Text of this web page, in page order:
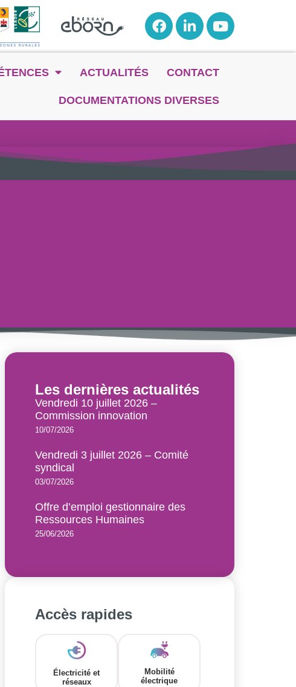
ACTUALITÉS CONTACT
DOCUMENTATIONS DIVERSES
Les dernières actualités
Vendredi 10 juillet 2026 –
Commission innovation
10/07/2026
Vendredi 3 juillet 2026 – Comité
syndical
03/07/2026
Offre d’emploi gestionnaire des
Ressources Humaines
25/06/2026
Accès rapides
Électricité et
réseaux
Mobilité
électrique